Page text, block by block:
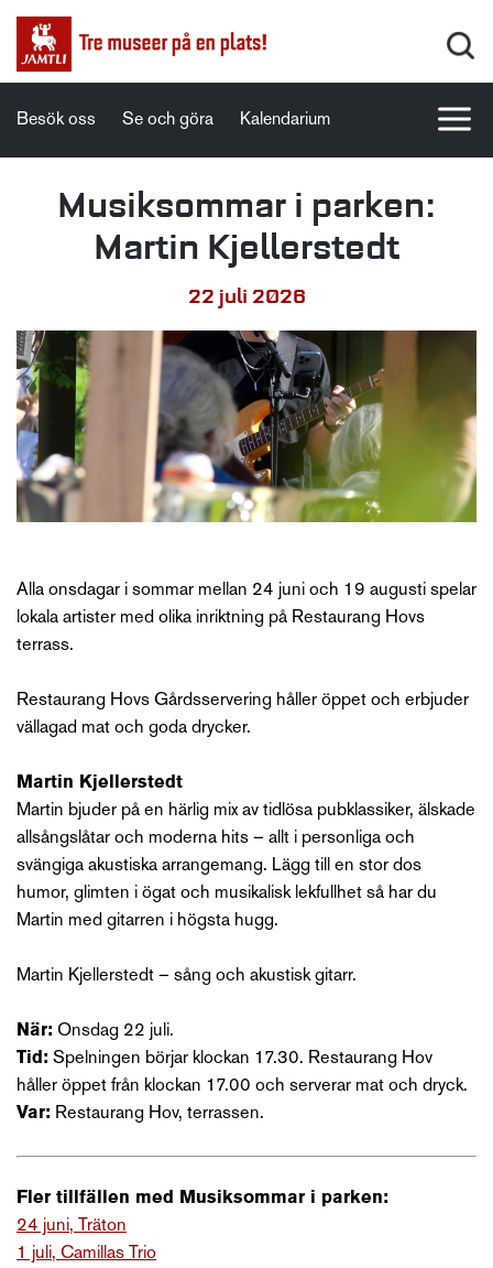
Besök oss Se och göra Kalendarium
Musiksommar i parken:
Martin Kjellerstedt
22 juli 2026
Alla onsdagar i sommar mellan 24 juni och 19 augusti spelar
lokala artister med olika inriktning på Restaurang Hovs
terrass.
Restaurang Hovs Gårdsservering håller öppet och erbjuder
vällagad mat och goda drycker.
Martin Kjellerstedt
Martin bjuder på en härlig mix av tidlösa pubklassiker, älskade
allsångslåtar och moderna hits – allt i personliga och
svängiga akustiska arrangemang. Lägg till en stor dos
humor, glimten i ögat och musikalisk lekfullhet så har du
Martin med gitarren i högsta hugg.
Martin Kjellerstedt – sång och akustisk gitarr.
När: Onsdag 22 juli.
Tid: Spelningen börjar klockan 17.30. Restaurang Hov
håller öppet från klockan 17.00 och serverar mat och dryck.
Var: Restaurang Hov, terrassen.
Fler tillfällen med Musiksommar i parken:
24 juni, Träton
1 juli, Camillas Trio